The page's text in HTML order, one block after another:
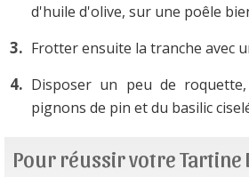
d'huile d'olive, sur une poêle
Frotter ensuite la tranche avec
Disposer un peu de
pignons de pin et du basilic
Pour réussir votre Tartine